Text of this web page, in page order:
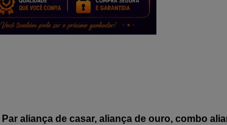
aliança de casar, aliança de ouro, combo